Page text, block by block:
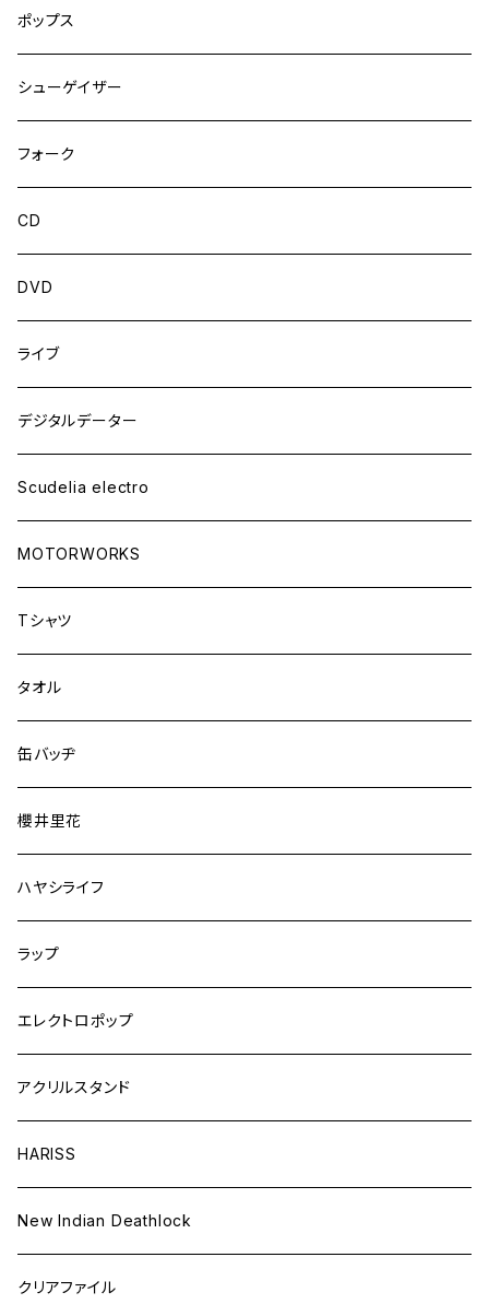
ポップス
シューゲイザー
フォーク
CD
DVD
ライブ
デジタルデーター
Scudelia electro
MOTORWORKS
Tシャツ
タオル
缶バッヂ
櫻井里花
ハヤシライフ
ラップ
エレクトロポップ
アクリルスタンド
HARISS
New Indian Deathlock
クリアファイル